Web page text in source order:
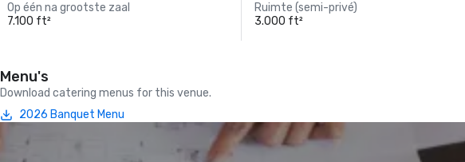
Op één na grootste zaal
7.100 ft²
Ruimte (semi-privé)
3.000 ft²
Menu's
Download catering menus for this venue.
2026 Banquet Menu